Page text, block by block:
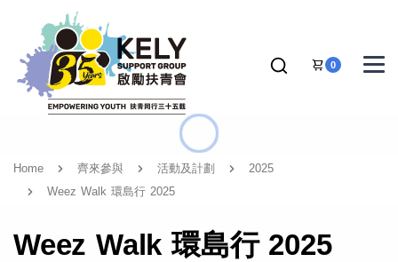
0
Home 齊來參與 活動及計劃
2025
Weez Walk 環島行 2025
Weez Walk 環島行 2025